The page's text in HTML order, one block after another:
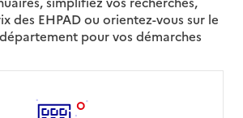
des EHPAD ou orientez-vous sur le
pour vos démarches